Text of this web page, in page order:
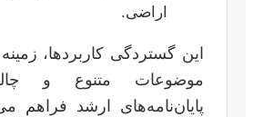
اراضی.
این گستردگی کاربردها،
موضوعات متنوع و
پایان‌نامه‌های ارشد فراهم